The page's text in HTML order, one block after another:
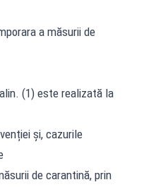
a măsurii de
(1) este realizată la
și, cazurile
de carantină, prin